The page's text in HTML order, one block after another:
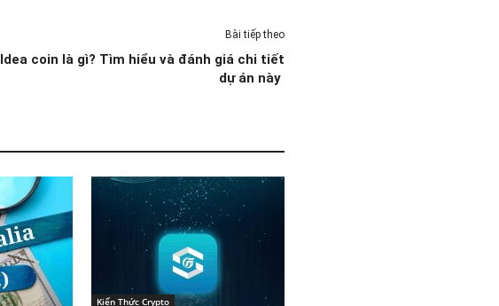
Bài tiếp theo
Idea coin là gì? Tìm hiểu và đánh giá chi tiết
dự án này
Kiến Thức Crypto